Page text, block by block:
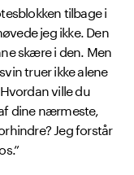
tilbage i
jeg ikke. Den
skære i den. Men
truer ikke alene
ville du
dine nærmeste,
Jeg forstår